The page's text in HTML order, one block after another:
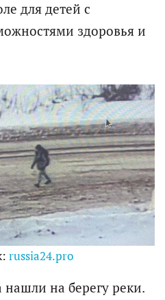
для детей с
здоровья и
russia24.pro
на берегу реки.